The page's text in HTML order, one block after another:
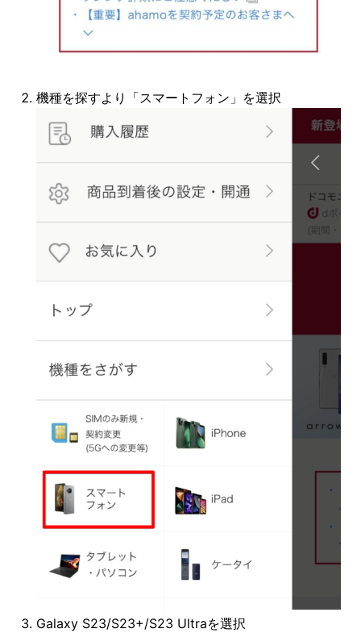
機種を探すより「スマートフォン」を選択
Galaxy S23/S23+/S23 Ultraを選択